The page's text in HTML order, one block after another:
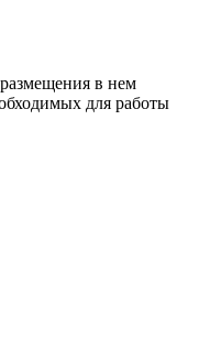
размещения в нем
для работы